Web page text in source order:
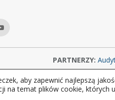
PARTNERZY:
Rzeszów S.A. w likwidacj.
aby zapewnić najlepszą
na temat plików cookie, których